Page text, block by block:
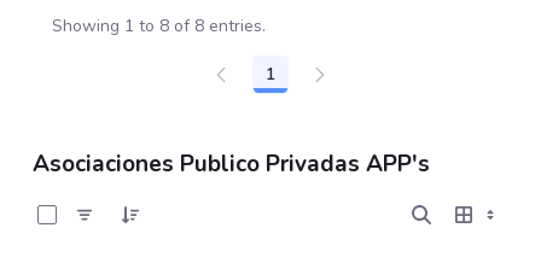
Showing 1 to 8 of 8 entries.
Page
1
Asociaciones Publico Privadas APP's